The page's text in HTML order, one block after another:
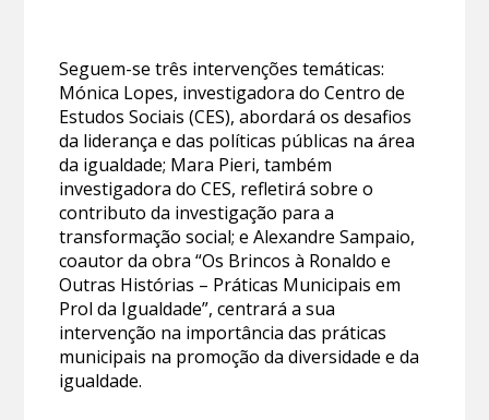
Seguem-se três intervenções temáticas:
Mónica Lopes, investigadora do Centro de
Estudos Sociais (CES), abordará os desafios
da liderança e das políticas públicas na área
da igualdade; Mara Pieri, também
investigadora do CES, refletirá sobre o
contributo da investigação para a
transformação social; e Alexandre Sampaio,
coautor da obra “Os Brincos à Ronaldo e
Outras Histórias – Práticas Municipais em
Prol da Igualdade”, centrará a sua
intervenção na importância das práticas
municipais na promoção da diversidade e da
igualdade.